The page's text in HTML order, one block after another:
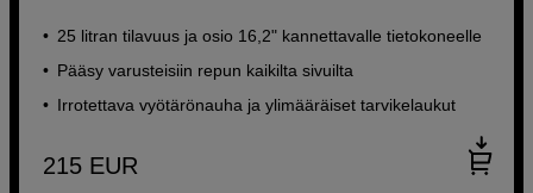
25 litran tilavuus ja osio 16,2" kannettavalle tietokoneelle
Pääsy varusteisiin repun kaikilta sivuilta
Irrotettava vyötärönauha ja ylimääräiset tarvikelaukut
215 EUR